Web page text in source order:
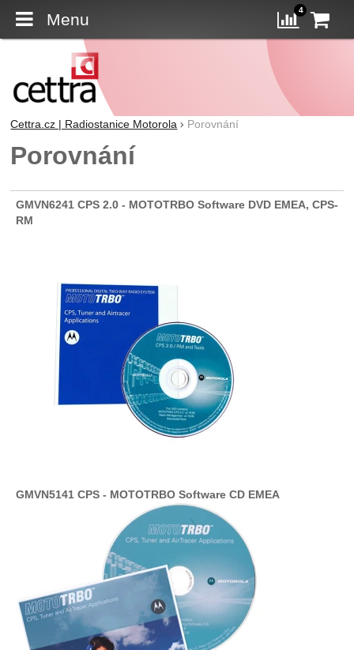
Menu
4
Cettra.cz | Radiostanice Motorola Porovnání
Porovnání